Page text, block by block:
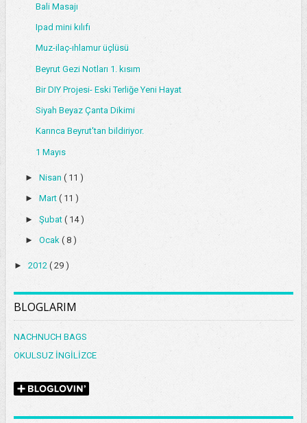
Bali Masajı
Ipad mini kılıfı
Muz-ilaç-ıhlamur üçlüsü
Beyrut Gezi Notları 1. kısım
Bir DIY Projesi- Eski Terliğe Yeni Hayat
Siyah Beyaz Çanta Dikimi
Karınca Beyrut'tan bildiriyor.
1 Mayıs
► Nisan ( 11 )
► Mart ( 11 )
► Şubat ( 14 )
► Ocak ( 8 )
► 2012 ( 29 )
BLOGLARIM
NACHNUCH BAGS
OKULSUZ İNGİLİZCE